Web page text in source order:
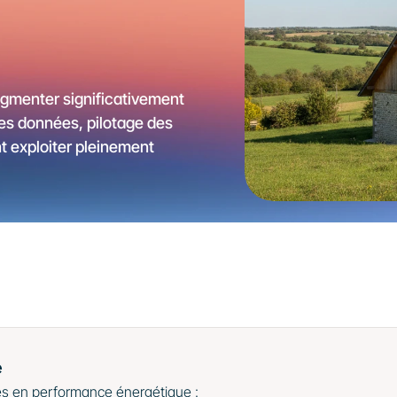
significativement
données, pilotage des
exploiter pleinement
en performance énergétique :